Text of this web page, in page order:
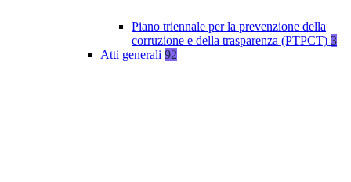
Piano triennale per la prevenzione della
corruzione e della trasparenza (PTPCT) 3
Atti generali 92